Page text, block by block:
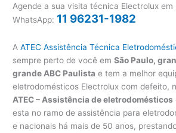
Agende a sua visita técnica Electrolux em
WhatsApp: 11 96231-1982
AATEC Assistência Técnica
sempre perto de você emSão Paulo,
grande ABC Paulista e tem a melhor
eletrodomésticos Electrolux com defeito,
ATEC – Assistência de eletrodomésticos
esta no ramo de assistência para
e nacionais há mais de 50 anos,